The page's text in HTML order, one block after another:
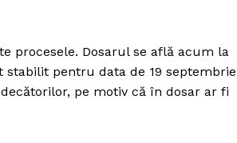
procesele. Dosarul se află acum la
pentru data de 19
pe motiv că în dosar ar fi